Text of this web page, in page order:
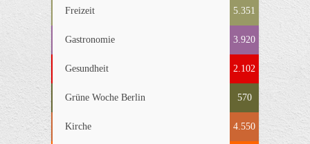
Freizeit 5.351
Gastronomie 3.920
Gesundheit 2.102
Grüne Woche Berlin 570
Kirche 4.550